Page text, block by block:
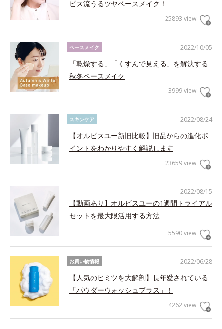
ビス流うるツヤベースメイク！
25893 view
2022/10/05
ベースメイク
「乾燥する」「くすんで見える」を解決する
秋冬ベースメイク
3999 view
2022/08/24
スキンケア
【オルビスユー新旧比較】旧品からの進化ポ
イントをわかりやすく解説します
23659 view
2022/08/15
【動画あり】オルビスユーの1週間トライアル
セットを最大限活用する方法
5590 view
2022/06/28
お買い物情報
【人気のヒミツを大解剖】長年愛されている
「パウダーウォッシュプラス」！
4262 view